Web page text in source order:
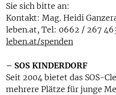
Sie sich bitte an:
Kontakt: Mag. Heidi
leben.at, Tel: 0662 / 267
leben.at/spenden
– SOS KINDERDORF
Seit 2004 bietet das SOS-
mehrere Plätze für junge